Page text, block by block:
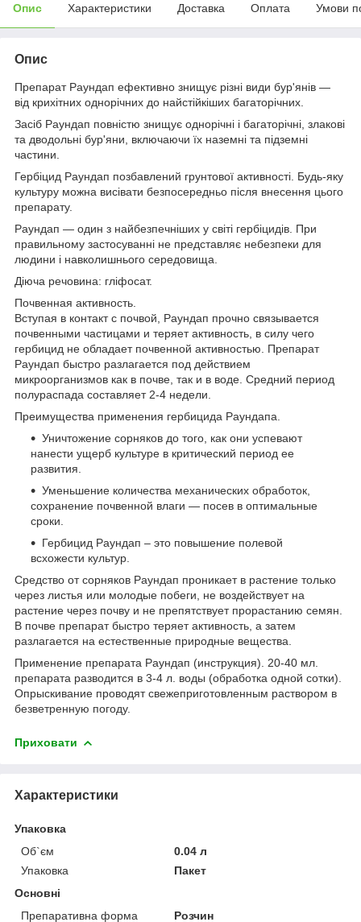
Опис Характеристики Доставка Оплата Умови
Опис
Препарат Раундап ефективно знищує різні види бур'янів —
від крихітних однорічних до найстійкіших багаторічних.
Засіб Раундап повністю знищує однорічні і багаторічні, злакові
та дводольні бур'яни, включаючи їх наземні та підземні
частини.
Гербіцид Раундап позбавлений грунтової активності. Будь-яку
культуру можна висівати безпосередньо після внесення цього
препарату.
Раундап — один з найбезпечніших у світі гербіцидів. При
правильному застосуванні не представляє небезпеки для
людини і навколишнього середовища.
Діюча речовина: гліфосат.
Почвенная активность.
Вступая в контакт с почвой, Раундап прочно связывается
почвенными частицами и теряет активность, в силу чего
гербицид не обладает почвенной активностью. Препарат
Раундап быстро разлагается под действием
микроорганизмов как в почве, так и в воде. Средний период
полураспада составляет 2-4 недели.
Преимущества применения гербицида Раундапа.
Уничтожение сорняков до того, как они успевают
нанести ущерб культуре в критический период ее
развития.
Уменьшение количества механических обработок,
сохранение почвенной влаги — посев в оптимальные
сроки.
Гербицид Раундап – это повышение полевой
всхожести культур.
Средство от сорняков Раундап проникает в растение только
через листья или молодые побеги, не воздействует на
растение через почву и не препятствует прорастанию семян.
В почве препарат быстро теряет активность, а затем
разлагается на естественные природные вещества.
Применение препарата Раундап (инструкция). 20-40 мл.
препарата разводится в 3-4 л. воды (обработка одной сотки).
Опрыскивание проводят свежеприготовленным раствором в
безветренную погоду.
Приховати
Характеристики
Упаковка
Об`єм
0.04 л
Упаковка
Пакет
Основні
Препаративна форма
Розчин